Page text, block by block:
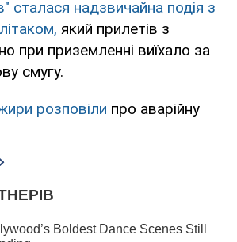
сталася надзвичайна подія з
який прилетів з
при приземленні виїхало за
смугу.
розповіли про аварійну